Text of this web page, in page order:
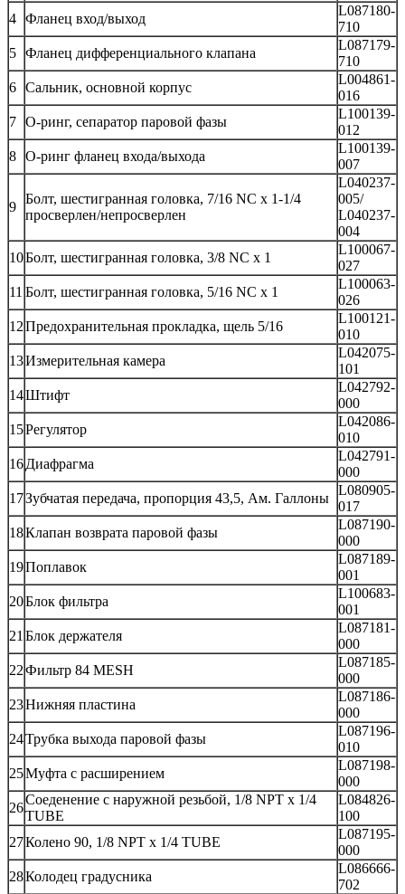
4 Фланец вход/выход
L087180-
710
5 Фланец дифференциального клапана
L087179-
710
6 Сальник, основной корпус
L004861-
016
7 О-ринг, сепаратор паровой фазы
L100139-
012
8 О-ринг фланец входа/выхода
L100139-
007
9
Болт, шестигранная головка, 7/16 NC х 1-1/4
просверлен/непросверлен
L040237-
005/
L040237-
004
10Болт, шестигранная головка, 3/8 NC x 1
L100067-
027
11 Болт, шестигранная головка, 5/16 NC x 1
L100063-
026
12Предохранительная прокладка, щель 5/16
L100121-
010
13Измерительная камера
L042075-
101
14Штифт
L042792-
000
15Регулятор
L042086-
010
16Диафрагма
L042791-
000
17Зубчатая передача, пропорция 43,5, Ам. Галлоны
L080905-
017
18Клапан возврата паровой фазы
L087190-
000
19Поплавок
L087189-
001
20Блок фильтра
L100683-
001
21 Блок держателя
L087181-
000
22Фильтр 84 MESH
L087185-
000
23Нижняя пластина
L087186-
000
24Трубка выхода паровой фазы
L087196-
010
25Муфта с расширением
L087198-
000
26
Соеденение с наружной резьбой, 1/8 NPT x 1/4
TUBE
L084826-
100
27Колено 90, 1/8 NPT x 1/4 TUBE
L087195-
000
28Колодец градусника
L086666-
702